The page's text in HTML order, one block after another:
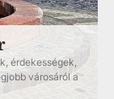
érdekességek,
városáról a